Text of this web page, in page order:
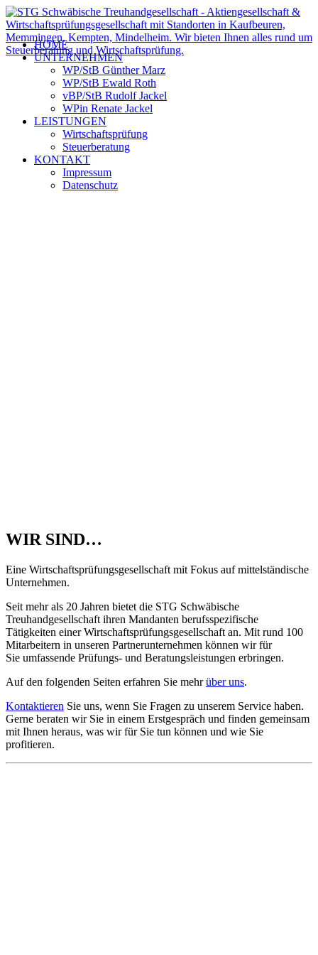
HOME
UNTERNEHMEN
WP/StB Günther Marz
WP/StB Ewald Roth
vBP/StB Rudolf Jackel
WPin Renate Jackel
LEISTUNGEN
Wirtschaftsprüfung
Steuerberatung
KONTAKT
Impressum
Datenschutz
WIR SIND…
Eine Wirtschaftsprüfungsgesellschaft mit Fokus auf mittelständische
Unternehmen.
Seit mehr als 20 Jahren bietet die STG Schwäbische
Treuhandgesellschaft ihren Mandanten berufsspezifische
Tätigkeiten einer Wirtschaftsprüfungsgesellschaft an. Mit rund 100
Mitarbeitern in unseren Partnerunternehmen können wir für
Sie umfassende Prüfungs- und Beratungsleistungen erbringen.
Auf den folgenden Seiten erfahren Sie mehrüber uns.
Kontaktieren Sie uns, wenn Sie Fragen zu unserem Service haben.
Gerne beraten wir Sie in einem Erstgespräch und finden gemeinsam
mit Ihnen heraus, was wir für Sie tun können und wie Sie
profitieren.